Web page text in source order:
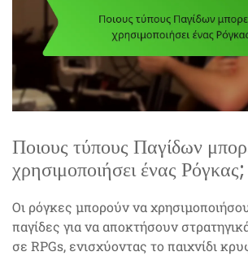
Ποιους τύπους Παγίδων
χρησιμοποιήσει ένας Ρόγκας;
Οι ρόγκες μπορούν να
παγίδες για να αποκτήσουν
σε RPGs, ενισχύοντας το παιχνίδι